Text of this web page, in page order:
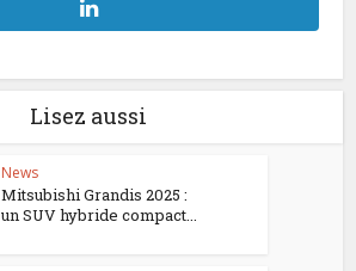
Lisez aussi
News
Mitsubishi Grandis 2025 :
un SUV hybride compact...